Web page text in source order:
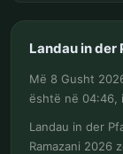
Landau in der
Më 8 Gusht
është në 04:46,
Landau in der
Ramazani 2026